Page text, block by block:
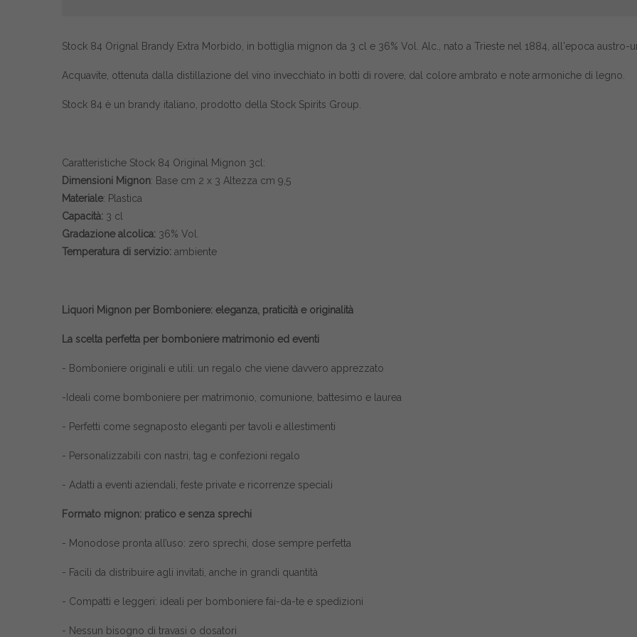
Stock 84 Orignal Brandy Extra Morbido, in bottiglia mignon da 3 cl e 36% Vol. Alc., nato a Trieste nel 1884, all'epoca austro-
Acquavite, ottenuta dalla distillazione del vino invecchiato in botti di rovere, dal colore ambrato e note armoniche di legno.
Stock 84 è un brandy italiano, prodotto della Stock Spirits Group.
Caratteristiche Stock 84 Original Mignon 3cl:
Dimensioni Mignon: Base cm 2 x 3 Altezza cm 9,5
Materiale: Plastica
Capacità: 3 cl
Gradazione alcolica: 36% Vol.
Temperatura di servizio: ambiente
Liquori Mignon per Bomboniere: eleganza, praticità e originalità
La scelta perfetta per bomboniere matrimonio ed eventi
- Bomboniere originali e utili: un regalo che viene davvero apprezzato
-Ideali come bomboniere per matrimonio, comunione, battesimo e laurea
- Perfetti come segnaposto eleganti per tavoli e allestimenti
- Personalizzabili con nastri, tag e confezioni regalo
- Adatti a eventi aziendali, feste private e ricorrenze speciali
Formato mignon: pratico e senza sprechi
- Monodose pronta all’uso: zero sprechi, dose sempre perfetta
- Facili da distribuire agli invitati, anche in grandi quantità
- Compatti e leggeri: ideali per bomboniere fai-da-te e spedizioni
- Nessun bisogno di travasi o dosatori